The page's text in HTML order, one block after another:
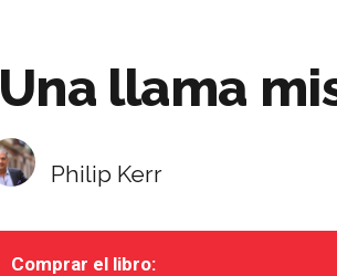
Una llama
Philip Kerr
Comprar el libro: